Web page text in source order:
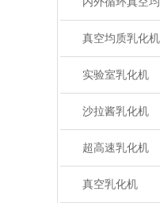
真空均质乳化机
实验室乳化机
沙拉酱乳化机
超高速乳化机
真空乳化机